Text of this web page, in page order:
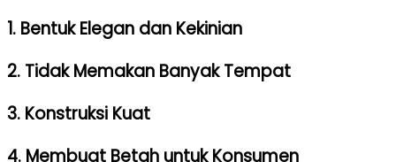
1. Bentuk Elegan dan Kekinian
2. Tidak Memakan Banyak Tempat
3. Konstruksi Kuat
4. Membuat Betah untuk Konsumen